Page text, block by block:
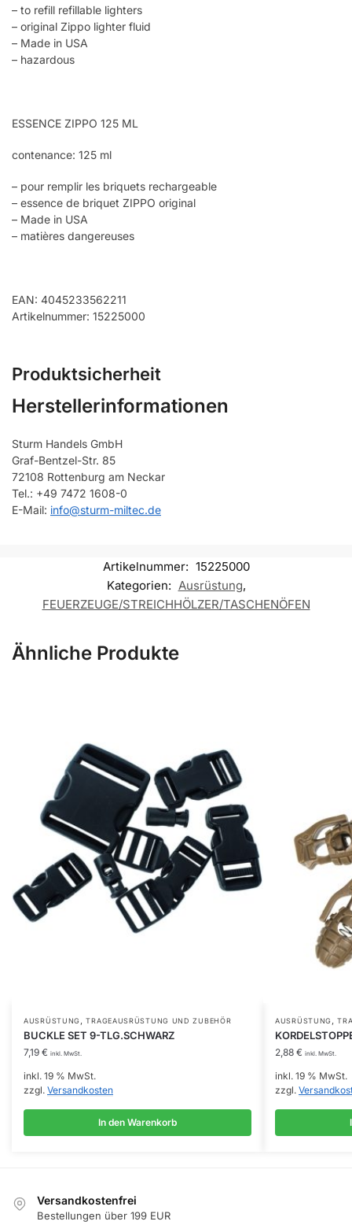
– to refill refillable lighters
– original Zippo lighter fluid
– Made in USA
– hazardous
ESSENCE ZIPPO 125 ML
contenance: 125 ml
– pour remplir les briquets rechargeable
– essence de briquet ZIPPO original
– Made in USA
– matières dangereuses
EAN: 4045233562211
Artikelnummer: 15225000
Produktsicherheit
Herstellerinformationen
Sturm Handels GmbH
Graf-Bentzel-Str. 85
72108 Rottenburg am Neckar
Tel.: +49 7472 1608-0
E-Mail: info@sturm-miltec.de
Artikelnummer: 15225000
Kategorien: Ausrüstung,
FEUERZEUGE/STREICHHÖLZER/TASCHENÖFEN
Ähnliche Produkte
AUSRÜSTUNG,TRAGEAUSRÜSTUNG UND ZUBEHÖR
BUCKLE SET 9-TLG.SCHWARZ
7,19 € inkl. MwSt.
inkl. 19 % MwSt.
zzgl. Versandkosten
In den Warenkorb
AUSRÜSTUNG,
2,88 € inkl. MwSt.
inkl. 19 % MwSt.
zzgl.
Versandkostenfrei
Bestellungen über 199 EUR